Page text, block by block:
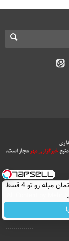
All Content by Mehr
اجاره‌ قسطی ویلا! از کلبه تا آپارتمان مبله رو تو 4 قسط